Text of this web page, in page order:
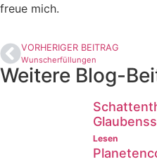
freue mich.
VORHERIGER BEITRAG
Wunscherfüllungen
Weitere Blog-
Lesen